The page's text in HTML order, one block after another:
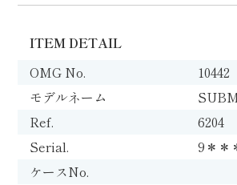
ITEM DETAIL
OMG No.
10442
モデルネーム
Ref.
6204
Serial.
9＊＊
ケースNo.